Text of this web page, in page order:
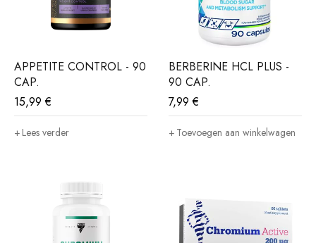
APPETITE CONTROL - 90
CAP.
15,99€
Lees verder
BERBERINE HCL PLUS -
90 CAP.
7,99€
Toevoegen aan winkelwagen